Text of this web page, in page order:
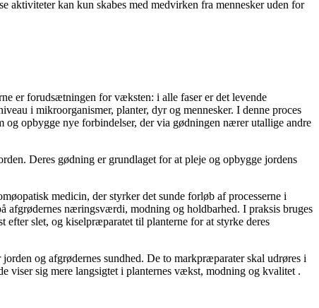
aktiviteter kan kun skabes med medvirken fra mennesker uden for
er forudsætningen for væksten: i alle faser er det levende
i mikroorganismer, planter, dyr og mennesker. I denne proces
og opbygge nye forbindelser, der via gødningen nærer utallige andre
Deres gødning er grundlaget for at pleje og opbygge jordens
medicin, der styrker det sunde forløb af processerne i
afgrødernes næringsværdi, modning og holdbarhed. I praksis bruges
slet, og kiselpræparatet til planterne for at styrke deres
og afgrødernes sundhed. De to markpræparater skal udrøres i
viser sig mere langsigtet i planternes vækst, modning og kvalitet .